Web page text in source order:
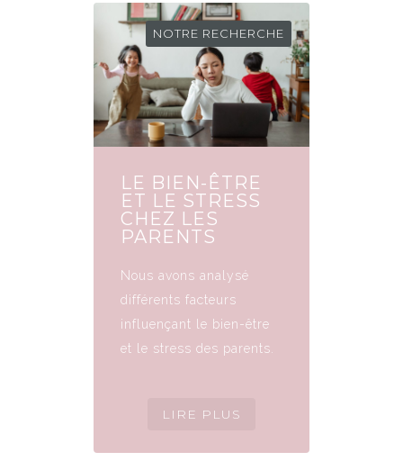
NOTRE RECHERCHE
LE BIEN-ÊTRE
ET LE STRESS
CHEZ LES
PARENTS
Nous avons analysé
différents facteurs
influençant le bien-être
et le stress des parents.